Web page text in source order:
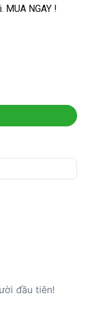
MUA NGAY !
đầu tiên!